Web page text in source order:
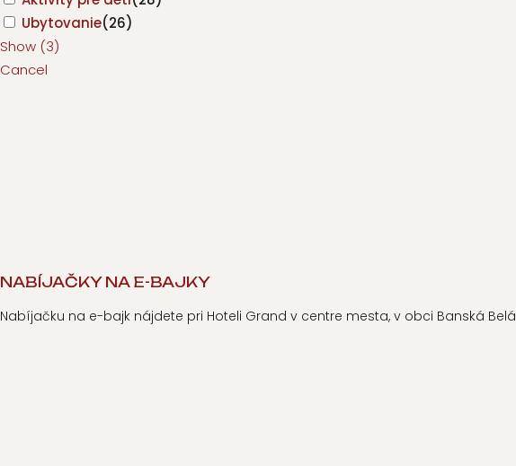
Ubytovanie(26)
Show (3)
Cancel
NABÍJAČKY NA E-BAJKY
Nabíjačku na e-bajk nájdete pri Hoteli Grand v centre mesta, v obci Banská Belá